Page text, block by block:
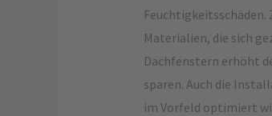
Materialien, die sich
Dachfenstern erhöht
sparen. Auch die
im Vorfeld optimiert